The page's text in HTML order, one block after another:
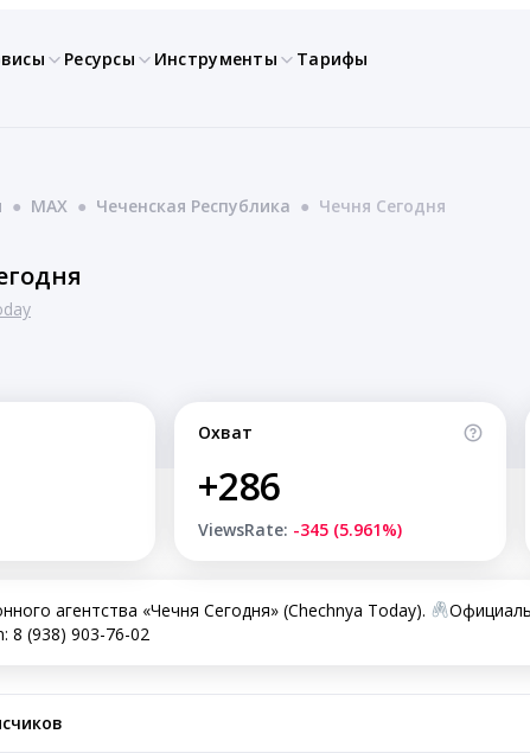
Ресурсы Инструменты Тарифы
● MAX ● Чеченская Республика ● Чечня Сегодня
Охват
+286
ViewsRate: -345 (5.961%)
агентства «Чечня Сегодня» (Chechnya Today).
8 (938) 903-76-02